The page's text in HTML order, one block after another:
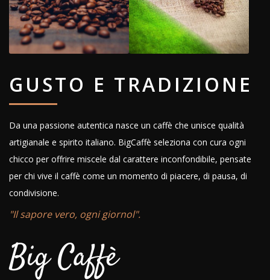
GUSTO E TRADIZIONE
Da una passione autentica nasce un caffè che unisce qualità
artigianale e spirito italiano. BigCaffè seleziona con cura ogni
chicco per offrire miscele dal carattere inconfondibile, pensate
per chi vive il caffè come un momento di piacere, di pausa, di
condivisione.
"Il sapore vero, ogni giornol".
Big Caffè